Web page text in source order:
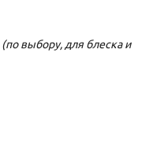
(по выбору, для блеска и